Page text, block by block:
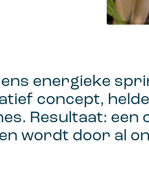
energieke
concept,
Resultaat:
wordt door al